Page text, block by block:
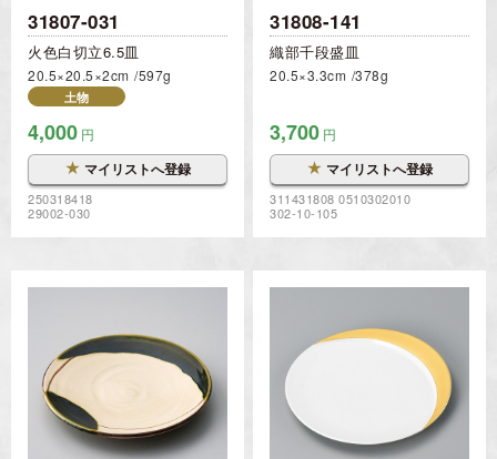
31807-031
火色白切立6.5皿
20.5×20.5×2cm 597g
土物
4,000 円
★ マイリストへ登録
250318418
29002-030
31808-141
織部千段盛皿
20.5×3.3cm 378g
3,700 円
★ マイリストへ登録
311431808 0510302010
302-10-105